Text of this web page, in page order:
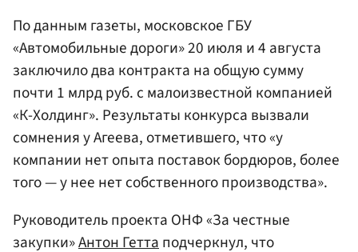
По данным газеты, московское ГБУ
«Автомобильные дороги» 20 июля и 4 августа
заключило два контракта на общую сумму
почти 1 млрд руб. с малоизвестной компанией
«К-Холдинг». Результаты конкурса вызвали
сомнения у Агеева, отметившего, что «у
компании нет опыта поставок бордюров, более
того — у нее нет собственного производства».
Руководитель проекта ОНФ «За честные
закупки»Антон Геттаподчеркнул, что